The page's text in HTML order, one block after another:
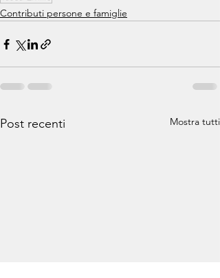
Contributi persone e famiglie
Post recenti Mostra tutti